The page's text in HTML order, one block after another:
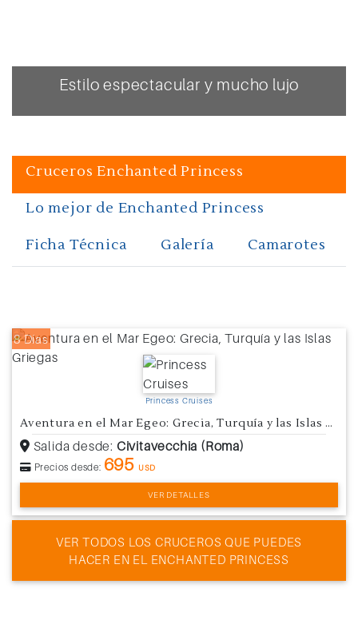
Estilo espectacular y mucho lujo
Cruceros Enchanted Princess
Lo mejor de Enchanted Princess
Ficha Técnica
Galería Camarotes
8 Días
Princess Cruises
Aventura en el Mar Egeo: Grecia, Turquía y las Islas Griegas
Salida desde: Civitavecchia (Roma)
Precios desde: 695 USD
VER DETALLES
VER TODOS LOS CRUCEROS QUE PUEDES
HACER EN EL ENCHANTED PRINCESS